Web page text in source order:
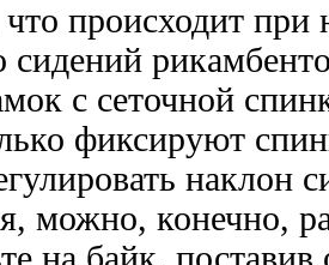
происходит при
с сеточной
фиксируют
наклон
можно, конечно,